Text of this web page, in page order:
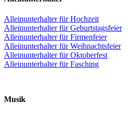
Alleinunterhalter für Hochzeit
Alleinunterhalter für Geburtstagsfeier
Alleinunterhalter für Firmenfeier
Alleinunterhalter für Weihnachtsfeier
Alleinunterhalter für Oktoberfest
Alleinunterhalter für Fasching
Musik